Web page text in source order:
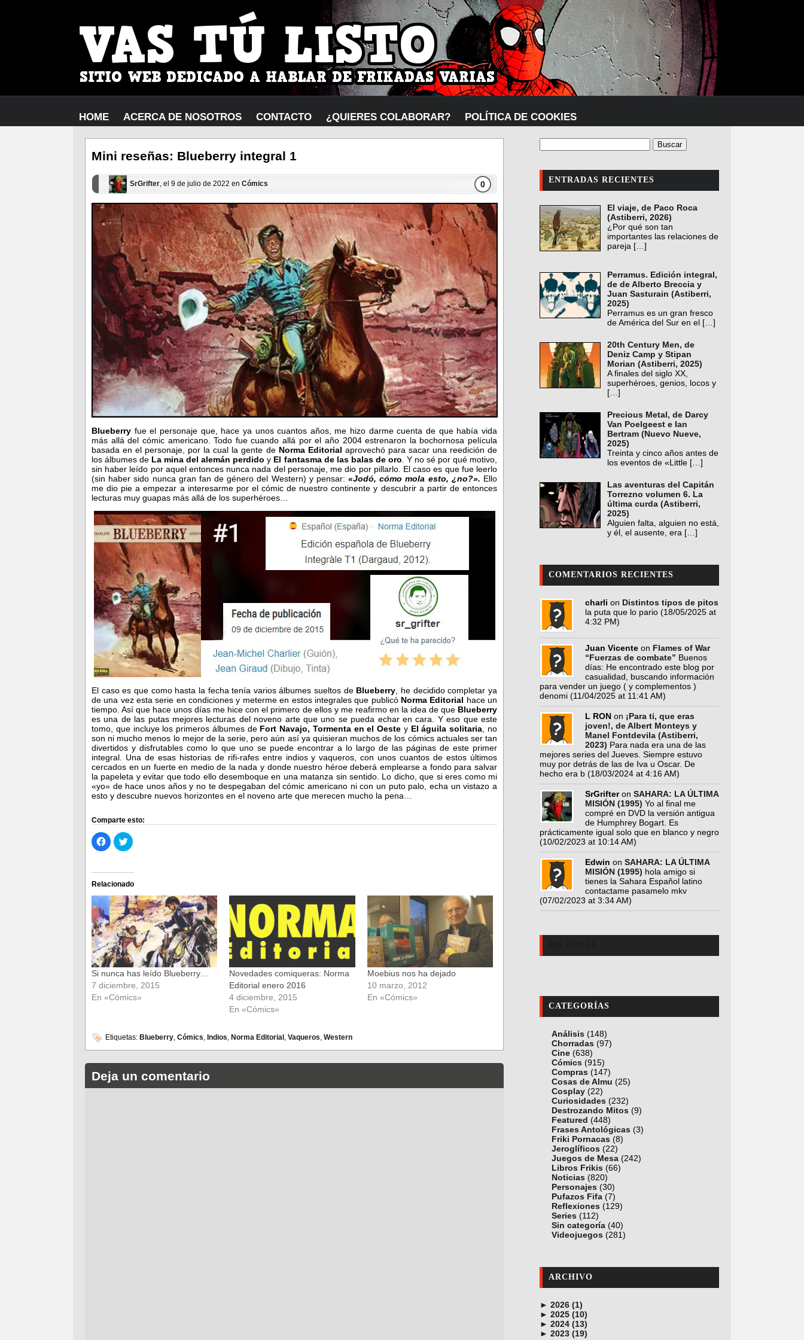
HOME ACERCA DE NOSOTROS CONTACTO ¿QUIERES COLABORAR? POLÍTICA DE COOKIES
Mini reseñas: Blueberry integral 1
SrGrifter, el 9 de julio de 2022 en Cómics 0
Blueberry fue el personaje que, hace ya unos cuantos años, me hizo darme cuenta de que había vida
más allá del cómic americano. Todo fue cuando allá por el año 2004 estrenaron la bochornosa película
basada en el personaje, por la cual la gente de Norma Editorial aprovechó para sacar una reedición de
los álbumes de La mina del alemán perdidoy El fantasma de las balas de oro . Y no sé por qué motivo,
sin haber leído por aquel entonces nunca nada del personaje, me dio por pillarlo. El caso es que fue leerlo
(sin haber sido nunca gran fan de género del Western) y pensar:«Jodó, cómo mola esto, ¿no?». Ello
me dio pie a empezar a interesarme por el cómic de nuestro continente y descubrir a partir de entonces
lecturas muy guapas más allá de los superhéroes…
El caso es que como hasta la fecha tenía varios álbumes sueltos de Blueberry , he decidido completar ya
de una vez esta serie en condiciones y meterme en estos integrales que publicó Norma Editorial hace un
tiempo. Así que hace unos días me hice con el primero de ellos y me reafirmo en la idea de que Blueberry
es una de las putas mejores lecturas del noveno arte que uno se pueda echar en cara. Y eso que este
tomo, que incluye los primeros álbumes de Fort Navajo, Tormenta en el Oeste y El águila solitaria , no
son ni mucho menos lo mejor de la serie, pero aún así ya quisieran muchos de los cómics actuales ser tan
divertidos y disfrutables como lo que uno se puede encontrar a lo largo de las páginas de este primer
integral. Una de esas historias de rifi-rafes entre indios y vaqueros, con unos cuantos de estos últimos
cercados en un fuerte en medio de la nada y donde nuestro héroe deberá emplearse a fondo para salvar
la papeleta y evitar que todo ello desemboque en una matanza sin sentido. Lo dicho, que si eres como mi
«yo» de hace unos años y no te despegaban del cómic americano ni con un puto palo, echa un vistazo a
esto y descubre nuevos horizontes en el noveno arte que merecen mucho la pena…
Comparte esto:
Haz
clic
para
Facebook
(Se
abre
en
una
ventana
nueva)
Haz
clic
Twitter
(Se
abre
en
una
ventana
nueva)
Relacionado
Si nunca has leído Blueberry…
7 diciembre, 2015
En «Cómics»
Novedades comiqueras: Norma
Editorial enero 2016
4 diciembre, 2015
En «Cómics»
Moebius nos ha dejado
10 marzo, 2012
En «Cómics»
Etiquetas: Blueberry, Cómics, Indios, Norma Editorial , Vaqueros, Western
Deja un comentario
ENTRADAS RECIENTES
El viaje, de Paco Roca
(Astiberri, 2026)
¿Por qué son tan
importantes las relaciones de
pareja […]
Perramus. Edición integral,
de de Alberto Breccia y
Juan Sasturain (Astiberri,
2025)
Perramus es un gran fresco
de América del Sur en el […]
20th Century Men, de
Deniz Camp y Stipan
Morian (Astiberri, 2025)
A finales del siglo XX,
superhéroes, genios, locos y
[…]
Precious Metal, de Darcy
Van Poelgeest e Ian
Bertram (Nuevo Nueve,
2025)
Treinta y cinco años antes de
los eventos de «Little […]
Las aventuras del Capitán
Torrezno volumen 6. La
última curda (Astiberri,
2025)
Alguien falta, alguien no está,
y él, el ausente, era […]
COMENTARIOS RECIENTES
charli on Distintos tipos de pitos
la puta que lo pario (18/05/2025 at
4:32 PM)
Juan Vicente on Flames of War
“Fuerzas de combate” Buenos
días: He encontrado este blog por
casualidad, buscando información
para vender un juego ( y complementos )
denomi (11/04/2025 at 11:41 AM)
L RON on ¡Para ti, que eras
joven!, de Albert Monteys y
Manel Fontdevila (Astiberri,
2023) Para nada era una de las
mejores series del Jueves. Siempre estuvo
muy por detrás de las de Iva u Oscar. De
hecho era b (18/03/2024 at 4:16 AM)
SrGrifteron SAHARA: LA ÚLTIMA
MISIÓN (1995) Yo al final me
compré en DVD la versión antigua
de Humphrey Bogart. Es
prácticamente igual solo que en blanco y negro
(10/02/2023 at 10:14 AM)
Edwin on SAHARA: LA ÚLTIMA
MISIÓN (1995) hola amigo si
tienes la Sahara Español latino
contactame pasamelo mkv
(07/02/2023 at 3:34 AM)
CATEGORÍAS
Análisis (148)
Chorradas (97)
Cine (638)
Cómics (915)
Compras (147)
Cosas de Almu (25)
Cosplay (22)
Curiosidades (232)
Destrozando Mitos (9)
Featured (448)
Frases Antológicas (3)
Friki Pornacas (8)
Jeroglíficos (22)
Juegos de Mesa (242)
Libros Frikis (66)
Noticias (820)
Personajes (30)
Pufazos Fifa (7)
Reflexiones (129)
Series (112)
Sin categoría (40)
Videojuegos (281)
ARCHIVO
► 2026 (1)
junio (1)
► 2025 (10)
noviembre (1)
octubre (1)
► 2024 (13)
diciembre (4)
► 2023 (19)